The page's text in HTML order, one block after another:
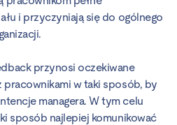
i przyczyniają się do ogólnego
przynosi oczekiwane
pracownikami w taki sposób, by
managera. W tym celu
sposób najlepiej komunikować